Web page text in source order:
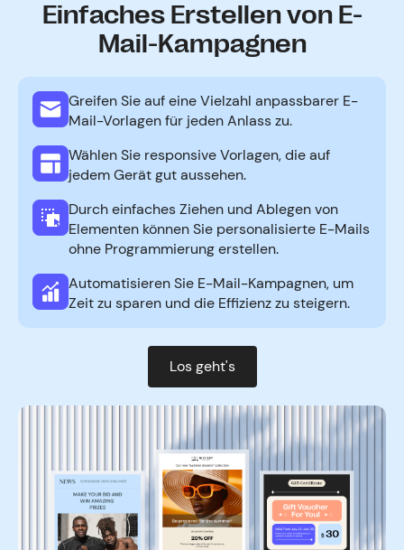
Einfaches Erstellen von E-
Mail-Kampagnen
Greifen Sie auf eine Vielzahl anpassbarer E-
Mail-Vorlagen für jeden Anlass zu.
Wählen Sie responsive Vorlagen, die auf
jedem Gerät gut aussehen.
Durch einfaches Ziehen und Ablegen von
Elementen können Sie personalisierte E-Mails
ohne Programmierung erstellen.
Automatisieren Sie E-Mail-Kampagnen, um
Zeit zu sparen und die Effizienz zu steigern.
Los geht's